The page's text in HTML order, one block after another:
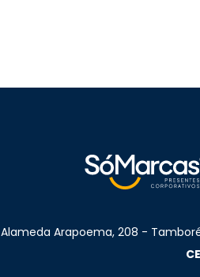
Alameda Arapoema, 208 -